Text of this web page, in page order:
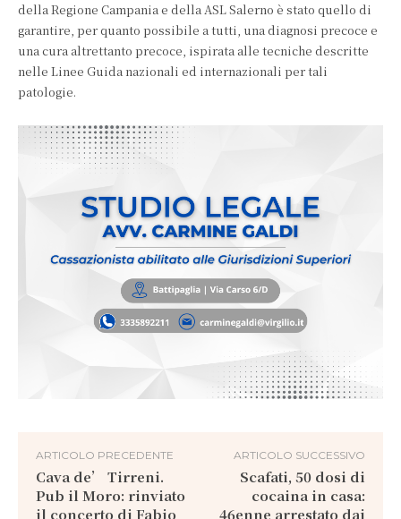
della Regione Campania e della ASL Salerno è stato quello di
garantire, per quanto possibile a tutti, una diagnosi precoce e
una cura altrettanto precoce, ispirata alle tecniche descritte
nelle Linee Guida nazionali ed internazionali per tali
patologie.
ARTICOLO PRECEDENTE
Cava de’ Tirreni.
Pub il Moro: rinviato
il concerto di Fabio
ARTICOLO SUCCESSIVO
Scafati, 50 dosi di
cocaina in casa:
46enne arrestato dai